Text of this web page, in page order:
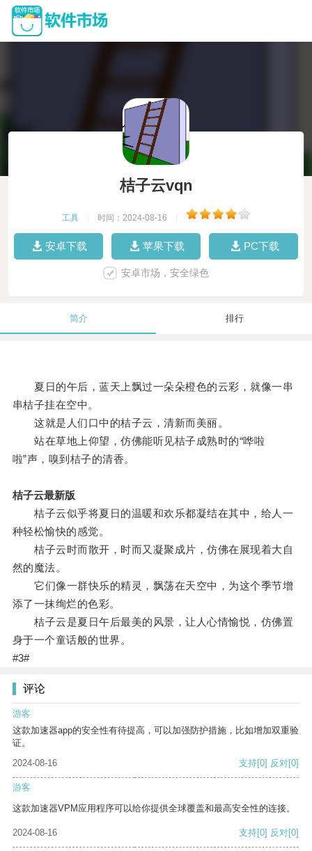
桔子云vqn
工具 时间：2024-08-16
安卓下载 苹果下载 PC下载
安卓市场，安全绿色
简介 排行
夏日的午后，蓝天上飘过一朵朵橙色的云彩，就像一串
串桔子挂在空中。
这就是人们口中的桔子云，清新而美丽。
站在草地上仰望，仿佛能听见桔子成熟时的“哗啦
啦”声，嗅到桔子的清香。
桔子云最新版
桔子云似乎将夏日的温暖和欢乐都凝结在其中，给人一
种轻松愉快的感觉。
桔子云时而散开，时而又凝聚成片，仿佛在展现着大自
然的魔法。
它们像一群快乐的精灵，飘荡在天空中，为这个季节增
添了一抹绚烂的色彩。
桔子云是夏日午后最美的风景，让人心情愉悦，仿佛置
身于一个童话般的世界。
#3#
评论
游客
这款加速器app的安全性有待提高，可以加强防护措施，比如增加双重验
证。
2024-08-16
支持[0] 反对[0]
游客
这款加速器VPM应用程序可以给你提供全球覆盖和最高安全性的连接。
2024-08-16 支持[0] 反对[0]